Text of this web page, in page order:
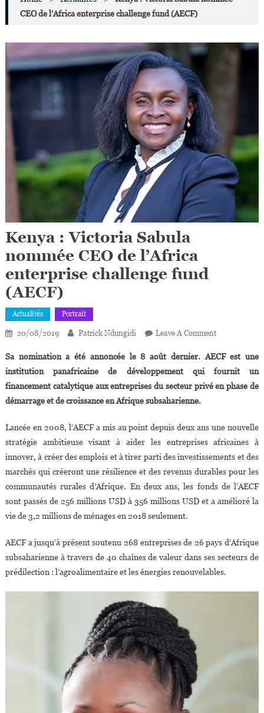
CEO de l’Africa enterprise challenge fund (AECF)
Kenya : Victoria Sabula
nommée CEO de l’Africa
enterprise challenge fund
(AECF)
Actualités Portrait
20/08/2019 Patrick Ndungidi Leave A CommentOn
Victoria
Sabula
Nommée
L’Africa
Enterprise
Challenge
Fund
(AECF)
Sa nomination a été annoncée le 8 août dernier. AECF est une
institution panafricaine de développement qui fournit un
financement catalytique aux entreprises du secteur privé en phase de
démarrage et de croissance en Afrique subsaharienne.
Lancée en 2008, l’AECF a mis au point depuis deux ans une nouvelle
stratégie ambitieuse visant à aider les entreprises africaines à
innover, à créer des emplois et à tirer parti des investissements et des
marchés qui créeront une résilience et des revenus durables pour les
communautés rurales d’Afrique. En deux ans, les fonds de l’AECF
sont passés de 256 millions USD à 356 millions USD et a amélioré la
vie de 3,2 millions de ménages en 2018 seulement.
AECF a jusqu’à présent soutenu 268 entreprises de 26 pays d’Afrique
subsaharienne à travers de 40 chaînes de valeur dans ses secteurs de
prédilection : l’agroalimentaire et les énergies renouvelables.